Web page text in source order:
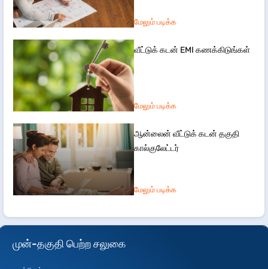
மேலும் படிக்க
வீட்டுக் கடன் EMI கணக்கிடுங்கள்
மேலும் படிக்க
ஆன்லைன் வீட்டுக் கடன் தகுதி
கால்குலேட்டர்
மேலும் படிக்க
முன்-தகுதி பெற்ற சலுகை